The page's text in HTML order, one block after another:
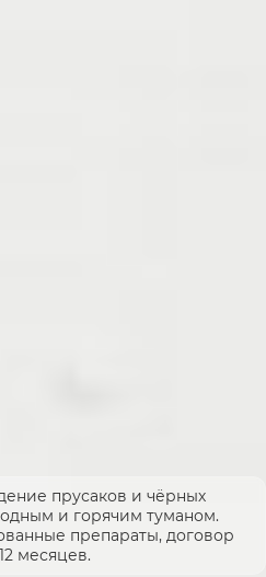
прусаков и чёрных
и горячим туманом.
препараты, договор
месяцев.